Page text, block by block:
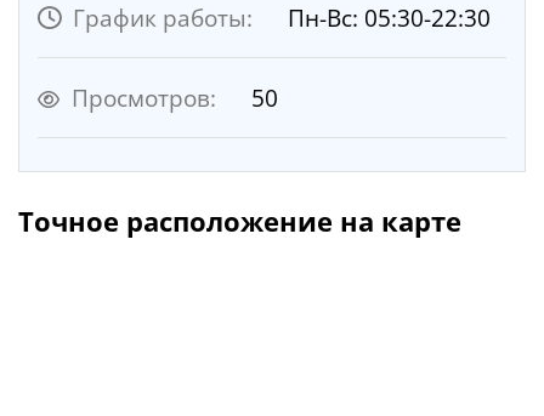
График работы: Пн-Вс: 05:30-22:30
Просмотров: 50
Точное расположение на карте